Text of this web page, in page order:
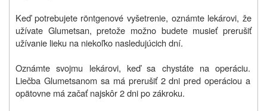
Keď potrebujete röntgenové vyšetrenie, oznámte lekárovi, že
užívate Glumetsan, pretože možno budete musieť prerušiť
užívanie lieku na niekoľko nasledujúcich dní.
Oznámte svojmu lekárovi, keď sa chystáte na operáciu.
Liečba Glumetsanom sa má prerušiť 2 dni pred operáciou a
opätovne má začať najskôr 2 dni po zákroku.